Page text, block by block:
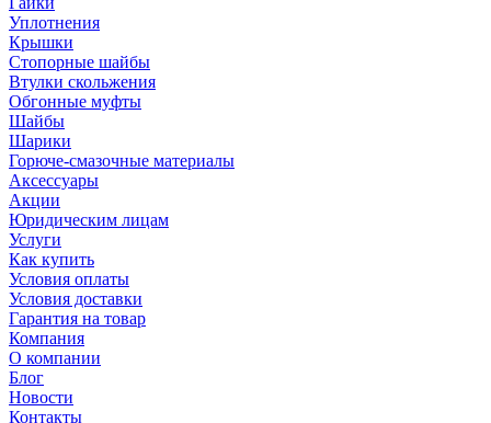
Уплотнения
Крышки
Стопорные шайбы
Втулки скольжения
Обгонные муфты
Шайбы
Шарики
Горюче-смазочные материалы
Аксессуары
Акции
Юридическим лицам
Услуги
Как купить
Условия оплаты
Условия доставки
Гарантия на товар
Компания
О компании
Блог
Новости
Контакты